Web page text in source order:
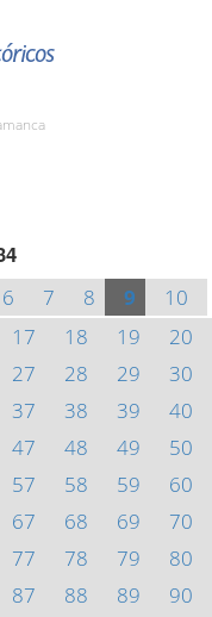
6 7 8 9
10
17 18 19
20
27 28 29
30
37 38 39
40
47 48 49
50
57 58 59
60
67 68 69
70
77 78 79
80
87 88 89
90